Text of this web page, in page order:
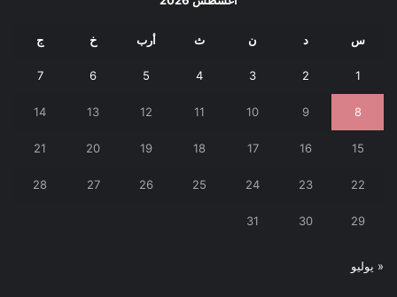
س د ن ث أرب خ ج
1
2
3
4
5
6
7
8
9
10
11
12
13
14
15
16
17
18
19
20
21
22
23
24
25
26
27
28
29
30
31
« يوليو